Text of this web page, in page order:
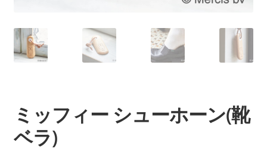
ミッフィー シューホーン(靴
ベラ)